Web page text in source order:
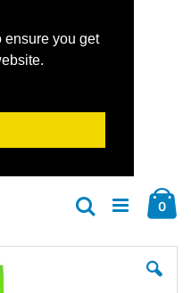
ensure you get
0
Suche